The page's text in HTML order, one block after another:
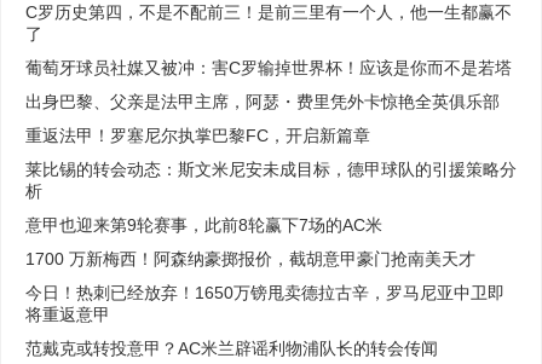
C罗历史第四，不是不配前三！是前三里有一个人，他一生都赢不
了
葡萄牙球员社媒又被冲：害C罗输掉世界杯！应该是你而不是若塔
出身巴黎、父亲是法甲主席，阿瑟・费里凭外卡惊艳全英俱乐部
重返法甲！罗塞尼尔执掌巴黎FC，开启新篇章
莱比锡的转会动态：斯文米尼安未成目标，德甲球队的引援策略分
析
意甲也迎来第9轮赛事，此前8轮赢下7场的AC米
1700 万新梅西！阿森纳豪掷报价，截胡意甲豪门抢南美天才
今日！热刺已经放弃！1650万镑甩卖德拉古辛，罗马尼亚中卫即
将重返意甲
范戴克或转投意甲？AC米兰辟谣利物浦队长的转会传闻